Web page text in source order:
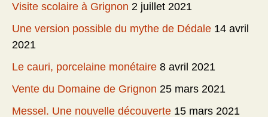
Visite scolaire à Grignon 2 juillet 2021
Une version possible du mythe de Dédale 14 avril
2021
Le cauri, porcelaine monétaire 8 avril 2021
Vente du Domaine de Grignon 25 mars 2021
Messel. Une nouvelle découverte 15 mars 2021